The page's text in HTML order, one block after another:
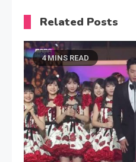
Related Posts
4 MINS READ